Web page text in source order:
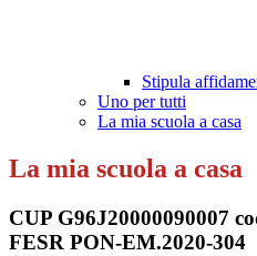
Stipula
Uno per tutti
La mia scuola a casa
La mia scuola a casa
CUP G96J20000090007
FESR PON-EM.2020-304